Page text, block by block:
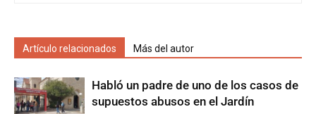
Artículo relacionados Más del autor
Habló un padre de uno de los casos de
supuestos abusos en el Jardín